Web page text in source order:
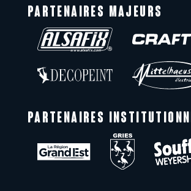
PARTENAIRES MAJEURS
PARTENAIRES